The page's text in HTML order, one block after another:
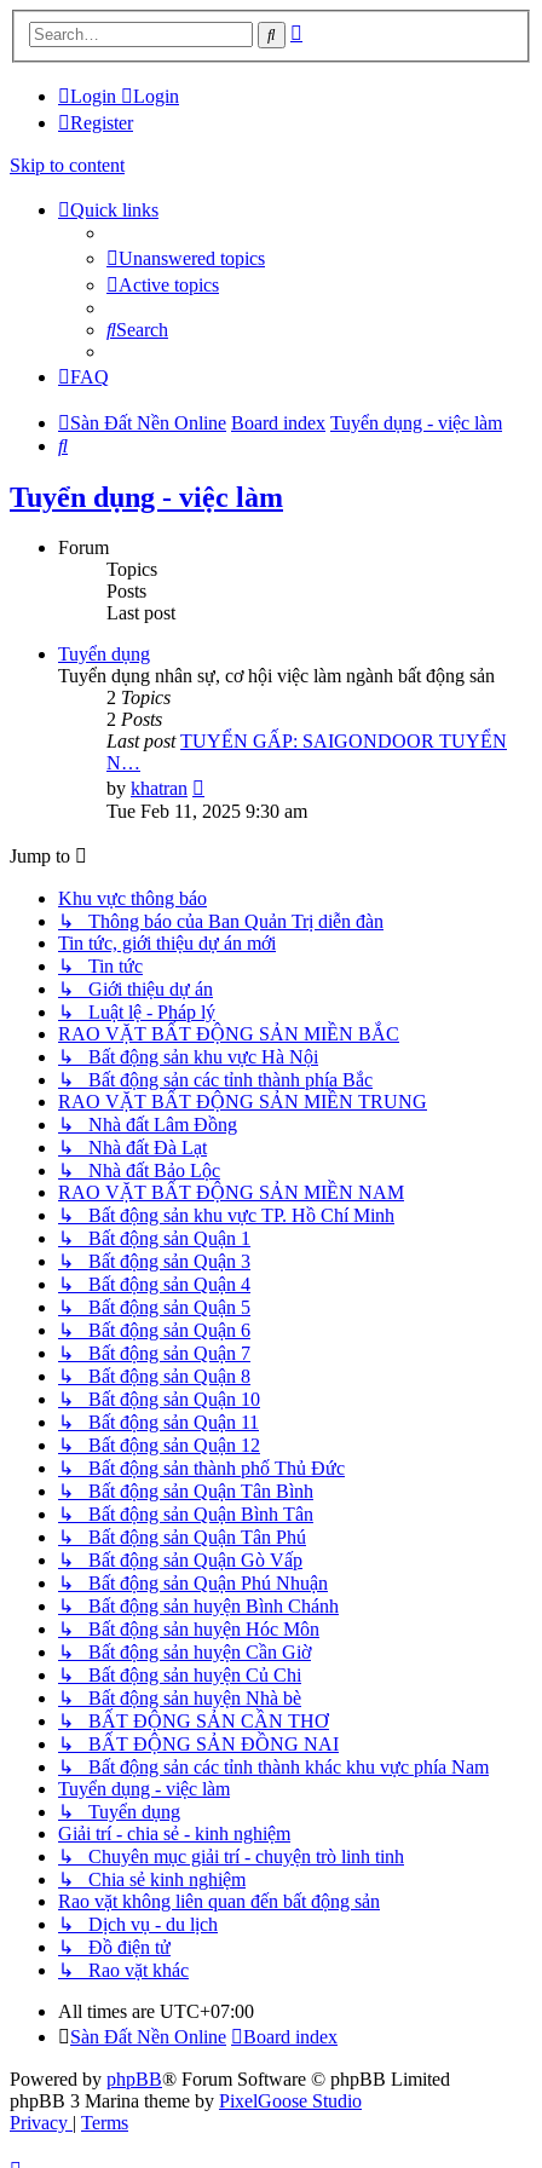
Search
Login
Login
Register
Skip to content
Quick links
Unanswered topics
Active topics
Search
FAQ
Sàn Đất Nền Online Board index Tuyển dụng - việc làm
Search
Tuyển dụng - việc làm
Forum
Topics
Posts
Last post
Tuyển dụng
Tuyển dụng nhân sự, cơ hội việc làm ngành bất động sản
2 Topics
2 Posts
Last post TUYỂN GẤP: SAIGONDOOR TUYỂN
N…
by khatran
the
Tue Feb 11, 2025 9:30 am
Jump to
Khu vực thông báo
↳ Thông báo của Ban Quản Trị diễn đàn
Tin tức, giới thiệu dự án mới
↳ Tin tức
↳ Giới thiệu dự án
↳ Luật lệ - Pháp lý
RAO VẶT BẤT ĐỘNG SẢN MIỀN BẮC
↳ Bất động sản khu vực Hà Nội
↳ Bất động sản các tỉnh thành phía Bắc
RAO VẶT BẤT ĐỘNG SẢN MIỀN TRUNG
↳ Nhà đất Lâm Đồng
↳ Nhà đất Đà Lạt
↳ Nhà đất Bảo Lộc
RAO VẶT BẤT ĐỘNG SẢN MIỀN NAM
↳ Bất động sản khu vực TP. Hồ Chí Minh
↳ Bất động sản Quận 1
↳ Bất động sản Quận 3
↳ Bất động sản Quận 4
↳ Bất động sản Quận 5
↳ Bất động sản Quận 6
↳ Bất động sản Quận 7
↳ Bất động sản Quận 8
↳ Bất động sản Quận 10
↳ Bất động sản Quận 11
↳ Bất động sản Quận 12
↳ Bất động sản thành phố Thủ Đức
↳ Bất động sản Quận Tân Bình
↳ Bất động sản Quận Bình Tân
↳ Bất động sản Quận Tân Phú
↳ Bất động sản Quận Gò Vấp
↳ Bất động sản Quận Phú Nhuận
↳ Bất động sản huyện Bình Chánh
↳ Bất động sản huyện Hóc Môn
↳ Bất động sản huyện Cần Giờ
↳ Bất động sản huyện Củ Chi
↳ Bất động sản huyện Nhà bè
↳ BẤT ĐỘNG SẢN CẦN THƠ
↳ BẤT ĐỘNG SẢN ĐỒNG NAI
↳ Bất động sản các tỉnh thành khác khu vực phía Nam
Tuyển dụng - việc làm
↳ Tuyển dụng
Giải trí - chia sẻ - kinh nghiệm
↳ Chuyên mục giải trí - chuyện trò linh tinh
↳ Chia sẻ kinh nghiệm
Rao vặt không liên quan đến bất động sản
↳ Dịch vụ - du lịch
↳ Đồ điện tử
↳ Rao vặt khác
All times are UTC+07:00
Sàn Đất Nền Online
Board index
Powered by phpBB® Forum Software © phpBB Limited
phpBB 3 Marina theme by PixelGoose Studio
Privacy | Terms